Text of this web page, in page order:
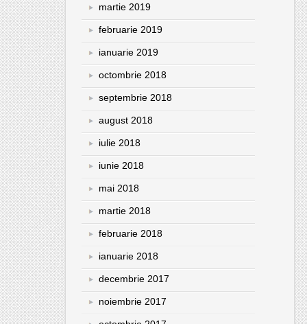
martie 2019
februarie 2019
ianuarie 2019
octombrie 2018
septembrie 2018
august 2018
iulie 2018
iunie 2018
mai 2018
martie 2018
februarie 2018
ianuarie 2018
decembrie 2017
noiembrie 2017